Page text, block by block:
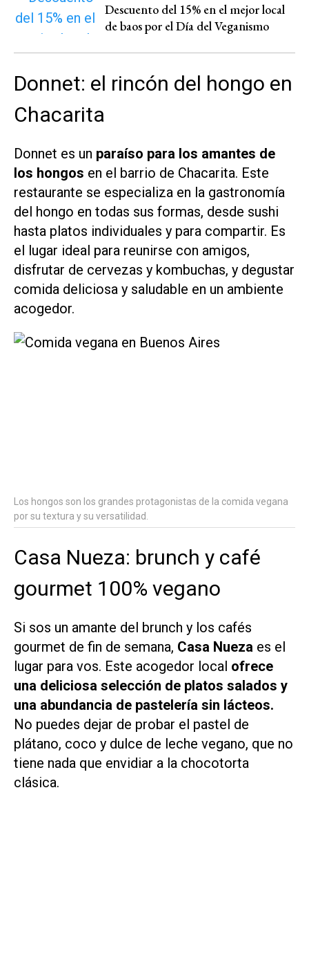
Descuento del 15% en el mejor local
de baos por el Día del Veganismo
Donnet: el rincón del hongo en
Chacarita
Donnet es un paraíso para los amantes de
los hongos en el barrio de Chacarita. Este
restaurante se especializa en la gastronomía
del hongo en todas sus formas, desde sushi
hasta platos individuales y para compartir. Es
el lugar ideal para reunirse con amigos,
disfrutar de cervezas y kombuchas, y degustar
comida deliciosa y saludable en un ambiente
acogedor.
Los hongos son los grandes protagonistas de la comida vegana
por su textura y su versatilidad.
Casa Nueza: brunch y café
gourmet 100% vegano
Si sos un amante del brunch y los cafés
gourmet de fin de semana, Casa Nueza es el
lugar para vos. Este acogedor local ofrece
una deliciosa selección de platos salados y
una abundancia de pastelería sin lácteos.
No puedes dejar de probar el pastel de
plátano, coco y dulce de leche vegano, que no
tiene nada que envidiar a la chocotorta
clásica.